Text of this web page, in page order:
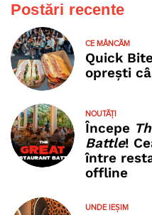
Postări recente
CE MÂNCĂM
Quick
oprești
NOUTĂȚI
Începe
Battle!
între
offline
UNDE IEȘIM